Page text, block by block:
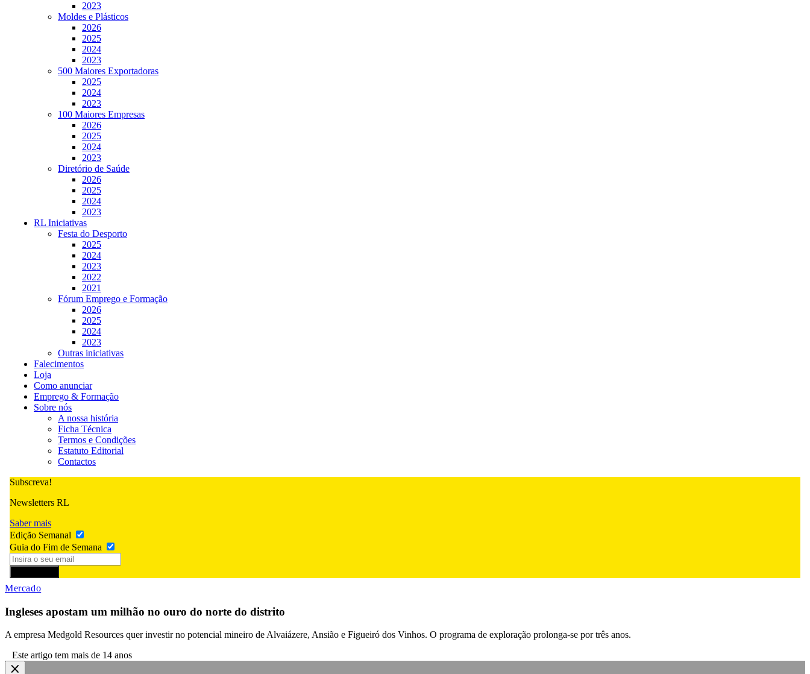
2023
Moldes e Plásticos
2026
2025
2024
2023
500 Maiores Exportadoras
2025
2024
2023
100 Maiores Empresas
2026
2025
2024
2023
Diretório de Saúde
2026
2025
2024
2023
RL Iniciativas
Festa do Desporto
2025
2024
2023
2022
2021
Fórum Emprego e Formação
2026
2025
2024
2023
Outras iniciativas
Falecimentos
Loja
Como anunciar
Emprego & Formação
Sobre nós
A nossa história
Ficha Técnica
Termos e Condições
Estatuto Editorial
Contactos
Subscreva!
Newsletters RL
Saber mais
Edição Semanal
Guia do Fim de Semana
Mercado
Ingleses apostam um milhão no ouro do norte do distrito
A empresa Medgold Resources quer investir no potencial mineiro de Alvaiázere, Ansião e Figueiró dos Vinhos. O programa de exploração prolonga-se por três anos.
Este artigo tem mais de 14 anos